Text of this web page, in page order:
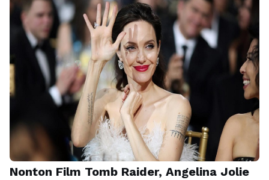
bersama Public Enemy, Chuck D. Selain Chuck D, penabuh
drum The Doors, John Densmore juga ada dalam daftar
musisi yang diinginkan pemain bas Nirvana itu untuk bermain
musik bersama. …Baca Selengkapnya
Nonton Film Tomb Raider, Angelina Jolie